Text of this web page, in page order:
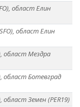
област Елин
област Елин
област Мездра
област Ботевград
област Земен (PER19)